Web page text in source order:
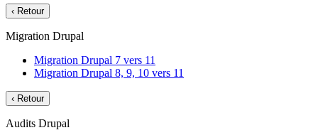
‹ Retour
Migration Drupal
Migration Drupal 7 vers 11
Migration Drupal 8, 9, 10 vers 11
‹ Retour
Audits Drupal